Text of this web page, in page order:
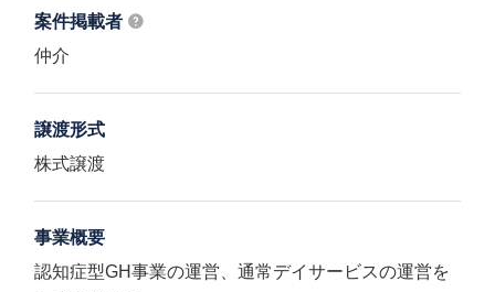
案件掲載者
仲介
譲渡形式
株式譲渡
事業概要
認知症型GH事業の運営、通常デイサービスの運営を